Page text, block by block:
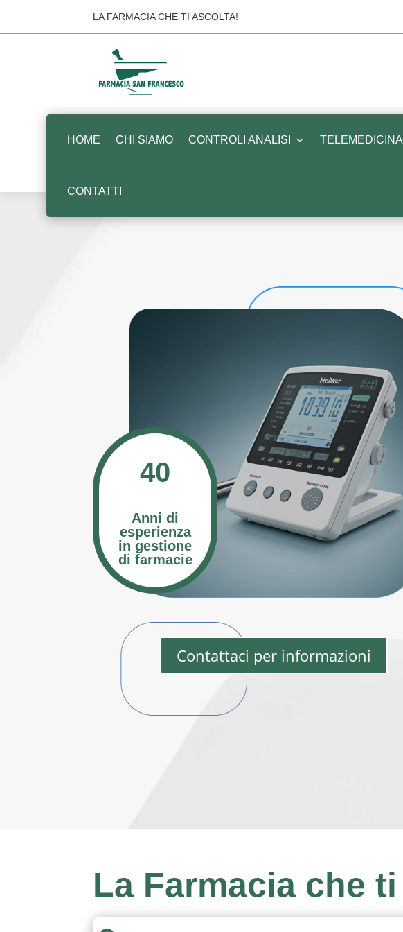
LA FARMACIA CHE TI ASCOLTA!
HOME CHI SIAMO CONTROLI ANALISI TELEMEDICINA
CONTATTI
Contattaci per informazioni
40
Anni di
esperienza
in gestione
di farmacie
La Farmaciache ti